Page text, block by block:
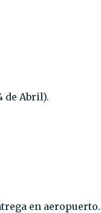
de Abril).⁣
en aeropuerto.⁣